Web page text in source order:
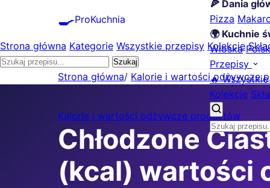
🍳ProKuchnia
🍕 Dania
Pizza
🌍 Kuchnie
Włoska
Przepisy
🔥
Kolekcje
Strona główna Kategorie Wszystkie przepisy Kolekcje
Szukaj
Strona główna/ Kalorie i wartości odżywcze
Kalorie i wartości odżywcze produktów
Chłodzone
(kcal) wartości